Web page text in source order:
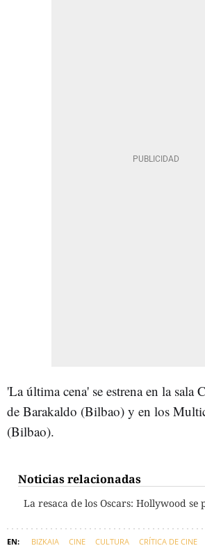
'La última cena' se estrena en la sala
de Barakaldo (Bilbao) y en los
(Bilbao).
Noticias relacionadas
La resaca de los Oscars: Hollywood
BIZKAIA CINE CULTURA CRÍTICA DE CINE